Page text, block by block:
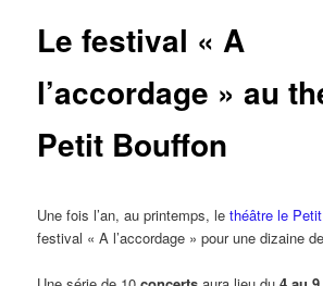
Le festival « A
l’accordage » au
Petit Bouffon
Une fois l’an, au printemps, lethéâtre le
festival « A l’accordage » pour une dizaine